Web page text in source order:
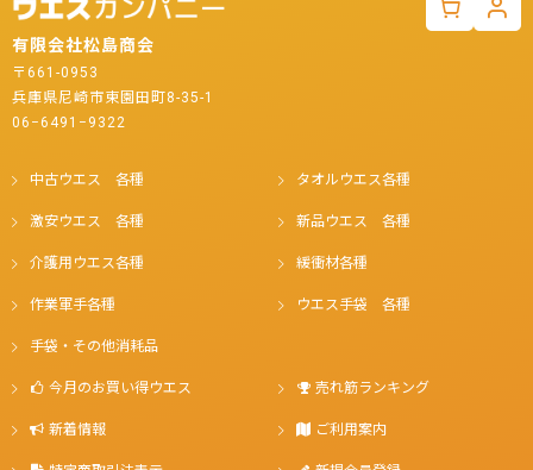
有限会社松島商会
〒661-0953
兵庫県尼崎市東園田町8-35-1
06−6491−9322
中古ウエス 各種 タオルウエス各種
激安ウエス 各種 新品ウエス 各種
介護用ウエス各種 緩衝材各種
作業軍手各種 ウエス手袋 各種
手袋・その他消耗品
今月のお買い得ウエス 売れ筋ランキング
新着情報 ご利用案内